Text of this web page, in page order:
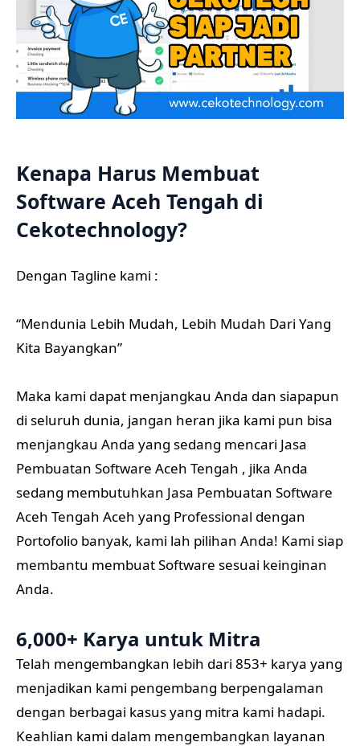
Kenapa Harus Membuat
Software Aceh Tengah di
Cekotechnology?
Dengan Tagline kami :
“Mendunia Lebih Mudah, Lebih Mudah Dari Yang
Kita Bayangkan”
Maka kami dapat menjangkau Anda dan siapapun
di seluruh dunia, jangan heran jika kami pun bisa
menjangkau Anda yang sedang mencari Jasa
Pembuatan Software Aceh Tengah , jika Anda
sedang membutuhkan Jasa Pembuatan Software
Aceh Tengah Aceh yang Professional dengan
Portofolio banyak, kami lah pilihan Anda! Kami siap
membantu membuat Software sesuai keinginan
Anda.
6,000+ Karya untuk Mitra
Telah mengembangkan lebih dari 853+ karya yang
menjadikan kami pengembang berpengalaman
dengan berbagai kasus yang mitra kami hadapi.
Keahlian kami dalam mengembangkan layanan